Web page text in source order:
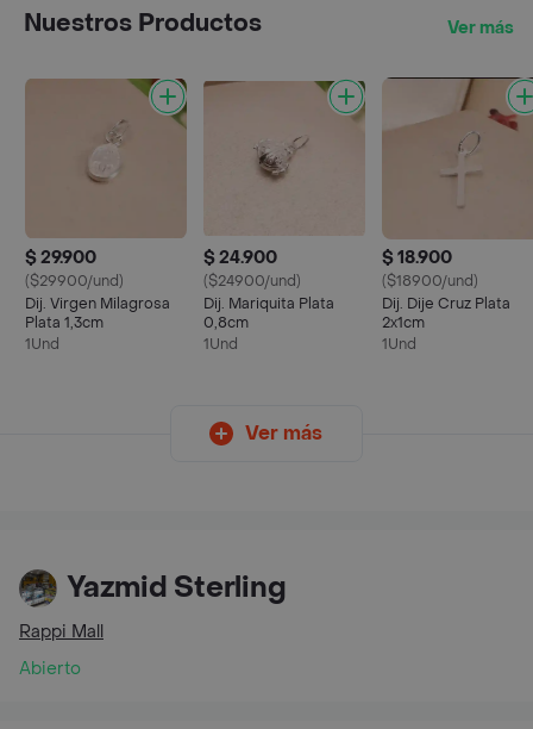
Nuestros Productos Ver más
$ 29.900
($29900/und)
Dij. Virgen Milagrosa
Plata 1,3cm
1Und
$ 24.900
($24900/und)
Dij. Mariquita Plata
0,8cm
1Und
$ 18.900
($18900/und)
Dij. Dije Cruz Plata
2x1cm
1Und
Ver más
Yazmid Sterling
Rappi Mall
Abierto